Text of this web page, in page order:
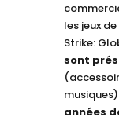
les jeux
Strike:
sont
musiques)
années